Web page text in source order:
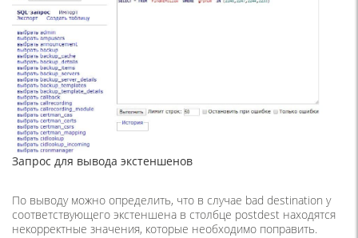
Запрос для вывода экстеншенов
По выводу можно определить, что в случае bad destination у
соответствующего экстеншена в столбце postdest находятся
некорректные значения, которые необходимо поправить.